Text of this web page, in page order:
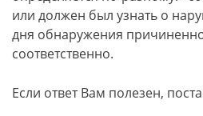
или должен был узнать о
дня обнаружения
соответственно.
Если ответ Вам полезен,